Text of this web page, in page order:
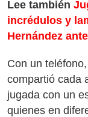
Lee también
incrédulos y
Hernández
Con un
compartió cada
jugada con un
quienes en